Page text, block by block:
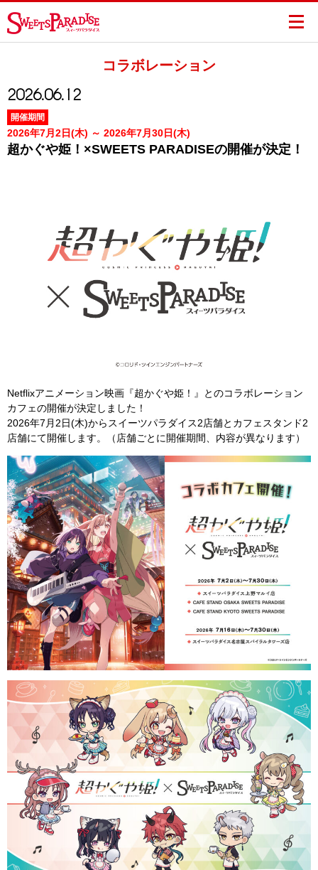
コラボレーション
2026.06.12
開催期間
2026年7月2日(木) ～ 2026年7月30日(木)
超かぐや姫！×SWEETS PARADISEの開催が決定！
Netflixアニメーション映画『超かぐや姫！』とのコラボレーション
カフェの開催が決定しました！
2026年7月2日(木)からスイーツパラダイス2店舗とカフェスタンド2
店舗にて開催します。（店舗ごとに開催期間、内容が異なります）